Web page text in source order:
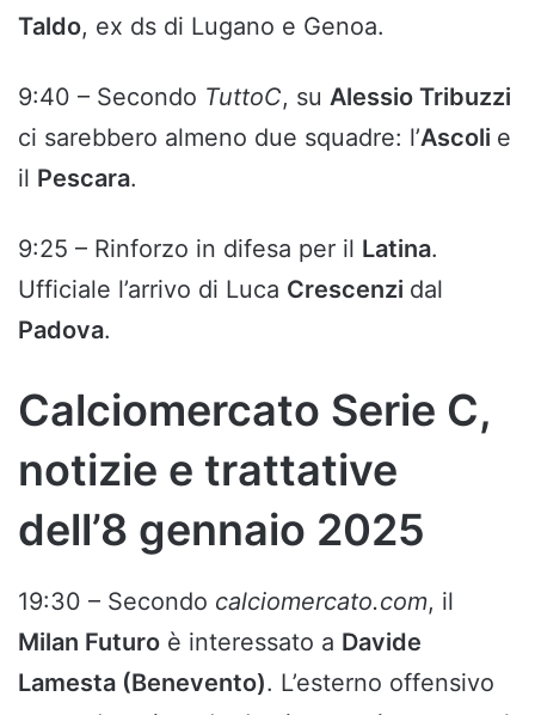
Taldo, ex ds di Lugano e Genoa.
9:40 – Secondo TuttoC, su Alessio Tribuzzi
ci sarebbero almeno due squadre: l’Ascoli e
il Pescara.
9:25 – Rinforzo in difesa per il Latina.
Ufficiale l’arrivo di Luca Crescenzi dal
Padova.
Calciomercato Serie C,
notizie e trattative
dell’8 gennaio 2025
19:30 – Secondo calciomercato.com, il
Milan Futuro è interessato a Davide
Lamesta (Benevento). L’esterno offensivo